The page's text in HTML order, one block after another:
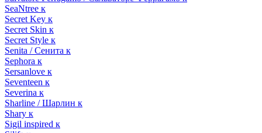
SeaNtree к
Secret Key к
Secret Skin к
Secret Style к
Senita / Сенита к
Sephora к
Sersanlove к
Seventeen к
Severina к
Sharline / Шарлин к
Shary к
Sigil inspired к